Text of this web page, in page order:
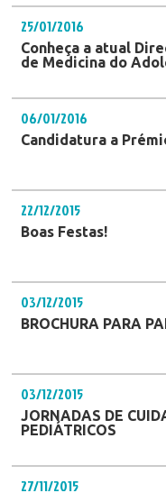
25/01/2016
Conheça a atual
de Medicina do
06/01/2016
Candidatura a
22/12/2015
Boas Festas!
03/12/2015
BROCHURA PARA
03/12/2015
JORNADAS DE
PEDIÁTRICOS
27/11/2015